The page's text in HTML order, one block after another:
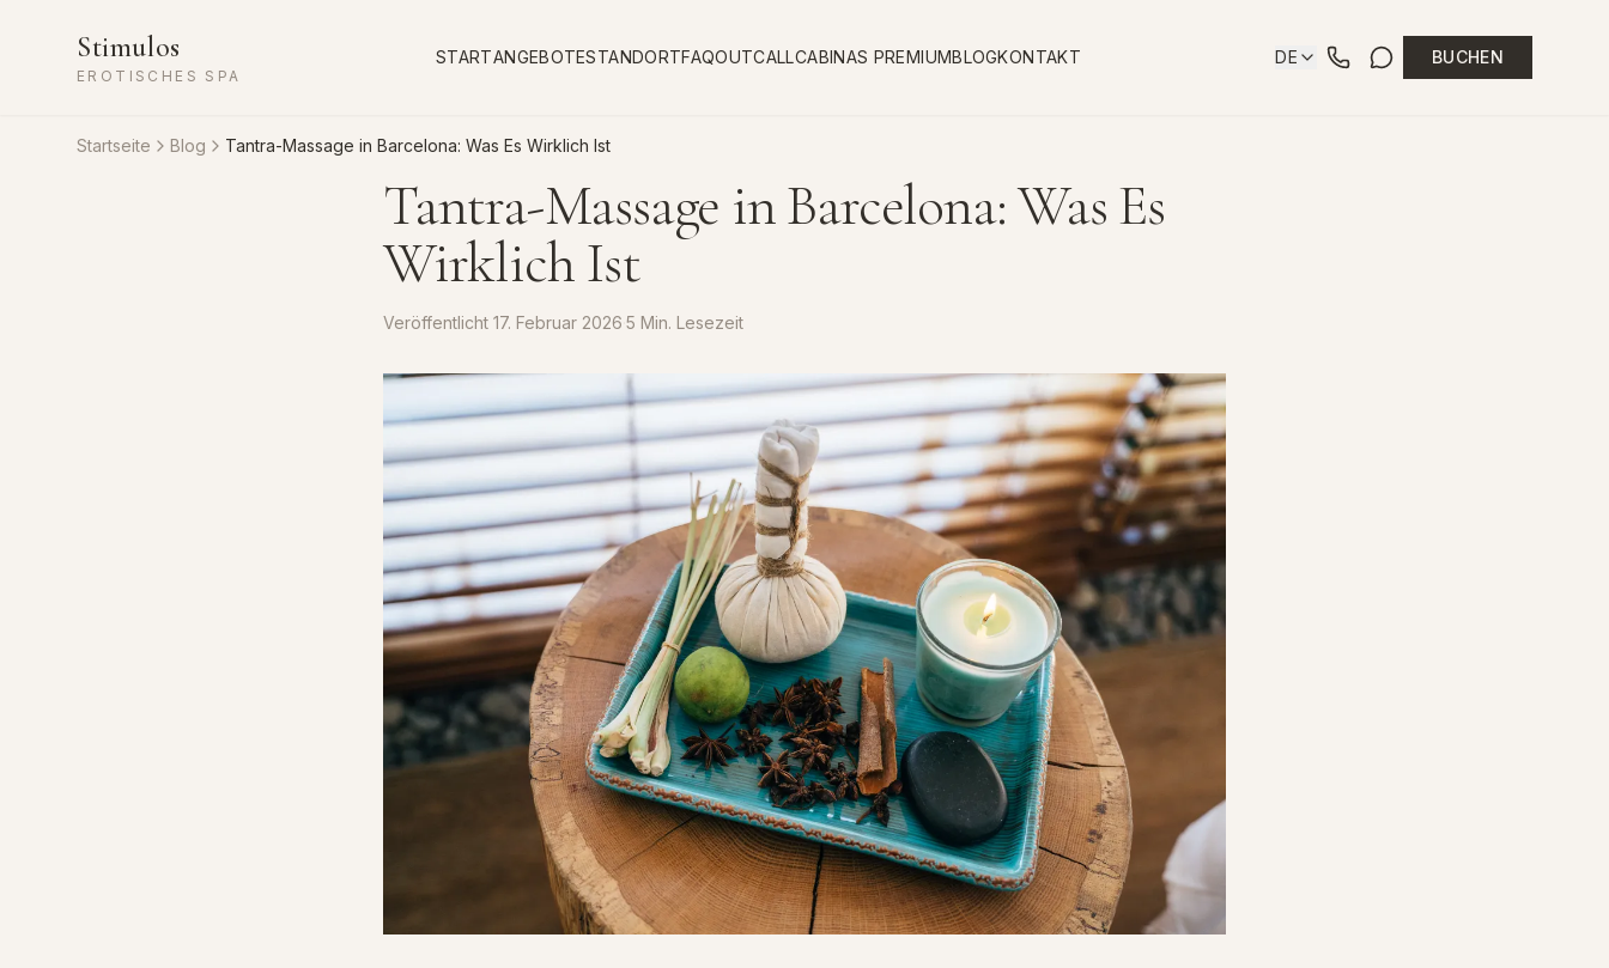
Stimulos
EROTISCHES SPA
STARTANGEBOTESTANDORTFAQOUTCALLCABINAS PREMIUMBLOGKONTAKT DE BUCHEN
Startseite Blog Tantra-Massage in Barcelona: Was Es Wirklich Ist
Tantra-Massage in Barcelona: Was Es
Wirklich Ist
Veröffentlicht 17. Februar 2026 5 Min. Lesezeit